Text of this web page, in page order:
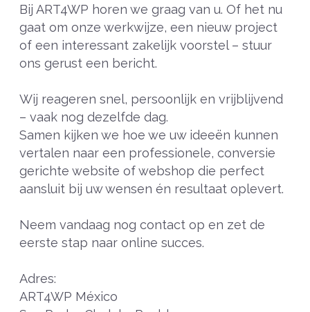
Bij ART4WP horen we graag van u. Of het nu
gaat om onze werkwijze, een nieuw project
of een interessant zakelijk voorstel – stuur
ons gerust een bericht.
Wij reageren snel, persoonlijk en vrijblijvend
– vaak nog dezelfde dag.
Samen kijken we hoe we uw ideeën kunnen
vertalen naar een professionele, conversie
gerichte website of webshop die perfect
aansluit bij uw wensen én resultaat oplevert.
Neem vandaag nog contact op en zet de
eerste stap naar online succes.
Adres:
ART4WP México